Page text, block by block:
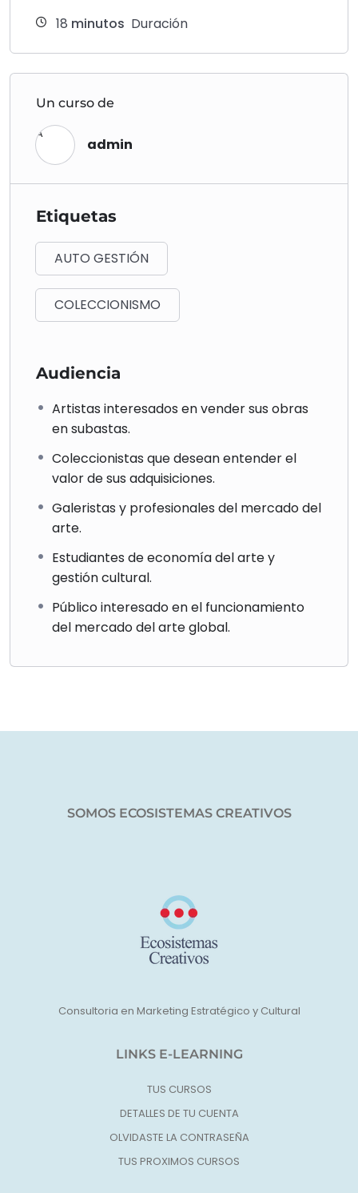
18 minutos Duración
Un curso de
A
admin
Etiquetas
AUTO GESTIÓN
COLECCIONISMO
Audiencia
Artistas interesados en vender sus obras
en subastas.
Coleccionistas que desean entender el
valor de sus adquisiciones.
Galeristas y profesionales del mercado del
arte.
Estudiantes de economía del arte y
gestión cultural.
Público interesado en el funcionamiento
del mercado del arte global.
SOMOS ECOSISTEMAS CREATIVOS
Consultoria en Marketing Estratégico y Cultural
LINKS E-LEARNING
TUS CURSOS
DETALLES DE TU CUENTA
OLVIDASTE LA CONTRASEÑA
TUS PROXIMOS CURSOS